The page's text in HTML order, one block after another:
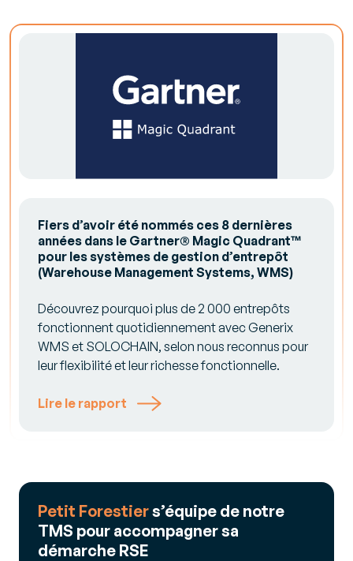
Fiers d’avoir été nommés ces 8 dernières
années dans le Gartner® Magic Quadrant™
pour les systèmes de gestion d’entrepôt
(Warehouse Management Systems, WMS)
Découvrez pourquoi plus de 2 000 entrepôts
fonctionnent quotidiennement avec Generix
WMS et SOLOCHAIN, selon nous reconnus pour
leur flexibilité et leur richesse fonctionnelle.
Lire le rapport
Petit Forestiers’équipe de notre
TMS pour accompagner sa
démarche RSE